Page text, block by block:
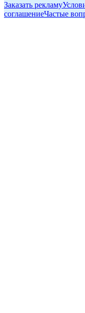
Заказать рекламу
соглашениеЧастые